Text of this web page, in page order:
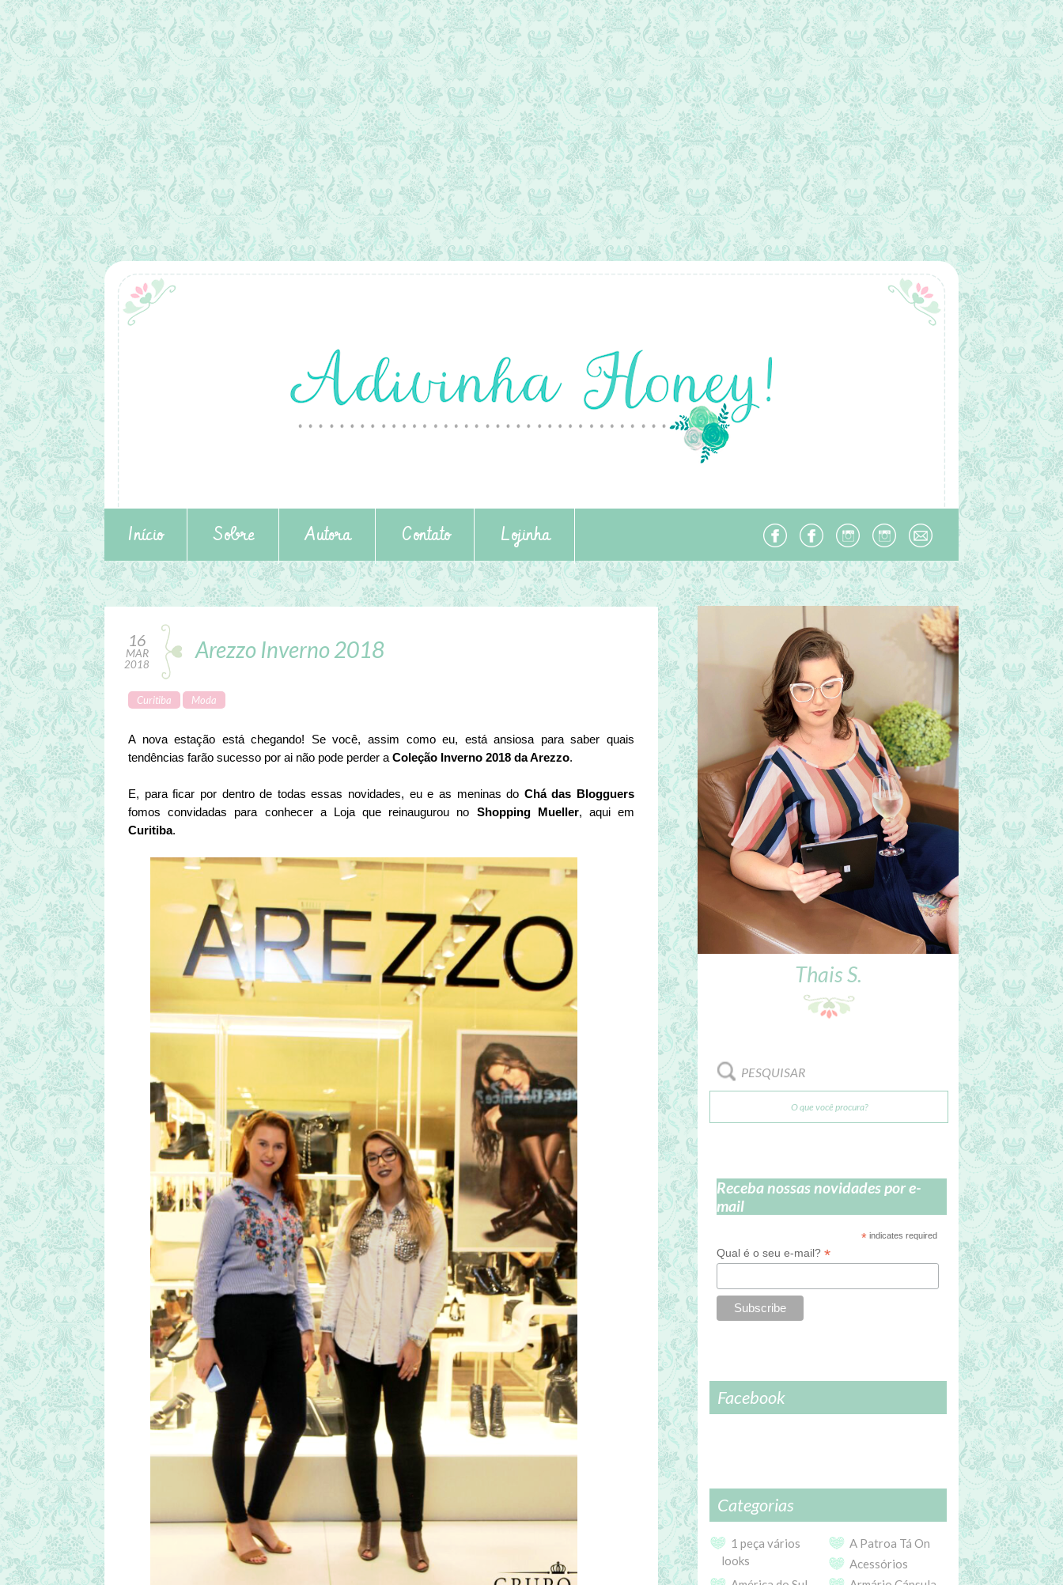
Início Sobre Autora Contato Lojinha
16
MAR
2018
Arezzo Inverno 2018
Curitiba Moda
A nova estação está chegando! Se você, assim como eu, está ansiosa para saber quais
tendências farão sucesso por ai não pode perder a Coleção Inverno 2018 da Arezzo.
E, para ficar por dentro de todas essas novidades, eu e as meninas do Chá das Blogguers
fomos convidadas para conhecer a Loja que reinaugurou no Shopping Mueller, aqui em
Curitiba.
Thais S.
PESQUISAR
Receba nossas novidades por e-
mail
* indicates required
Qual é o seu e-mail? *
Facebook
Categorias
1 peça vários
looks
A Patroa Tá On
Acessórios